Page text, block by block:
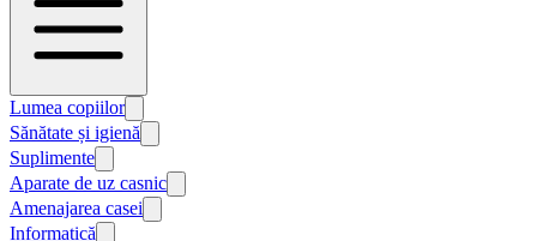
Lumea copiilor
Sănătate și igienă
Suplimente
Aparate de uz casnic
Amenajarea casei
Informatică